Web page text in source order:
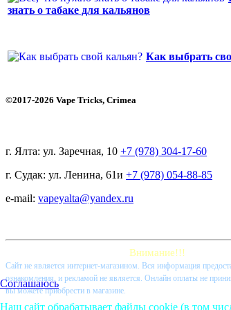
знать о табаке для кальянов
Как выбрать
©2017-2026 Vape Tricks, Crimea
г. Ялта: ул. Заречная, 10 +7 (978) 304-17-60
г. Судак: ул. Ленина, 61и +7 (978) 054-88-85
e-mail: vapeyalta@yandex.ru
Внимание!!!
Cайт не является интернет-магазином. Вся информация
ознакомления, и рекламой не является. Онлайн оплаты не
вы можете приобрести в магазине.
Соглашаюсь
Наш сайт обрабатывает файлы cookie (в том